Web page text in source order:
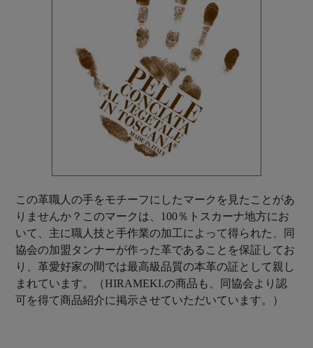
この革職人の手をモチーフにしたマークを見たことがあ
りませんか？このマークは、100％トスカーナ地方にお
いて、主に職人技と手作業の加工によって得られた、同
協会の加盟タンナーが作った革であることを保証してお
り、革愛好家の間では最高級品質の本革の証として親し
まれています。（HIRAMEKI.の商品も、同協会より認
可を得て商品紹介に掲示させていただいています。）